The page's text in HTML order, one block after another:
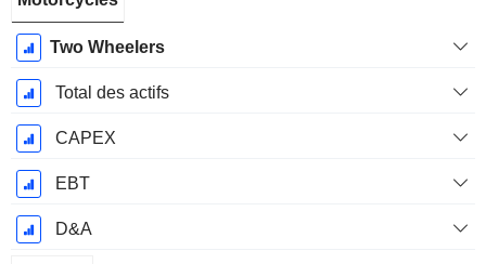
Two Wheelers
Total des actifs
CAPEX
EBT
D&A